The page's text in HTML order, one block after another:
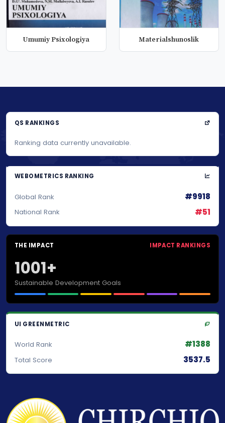
Umumiy Psixologiya Materialshunoslik
QS RANKINGS
Ranking data currently unavailable.
WEBOMETRICS RANKING
Global Rank #9918
National Rank #51
THE IMPACT IMPACT RANKINGS
1001+
Sustainable Development Goals
UI GREENMETRIC
World Rank #1388
Total Score 3537.5